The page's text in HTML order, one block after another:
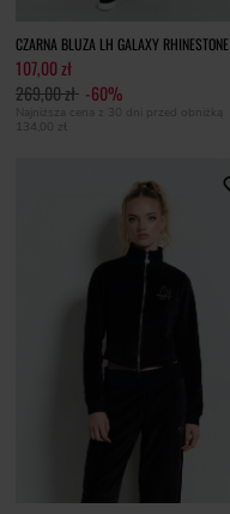
CZARNA BLUZA LH GALAXY RHINESTONE
107,00 zł
269,00 zł -60%
Najniższa cena z 30 dni przed obniżką
134,00 zł